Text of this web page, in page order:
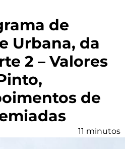
de
Urbana, da
2 – Valores
de
11 minutos